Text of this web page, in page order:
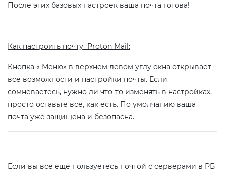
После этих базовых настроек ваша почта готова!
Как настроить почту Proton Mail:
Кнопка « Меню» в верхнем левом углу окна открывает
все возможности и настройки почты. Если
сомневаетесь, нужно ли что-то изменять в настройках,
просто оставьте все, как есть. По умолчанию ваша
почта уже защищена и безопасна.
Если вы все еще пользуетесь почтой с серверами в РБ